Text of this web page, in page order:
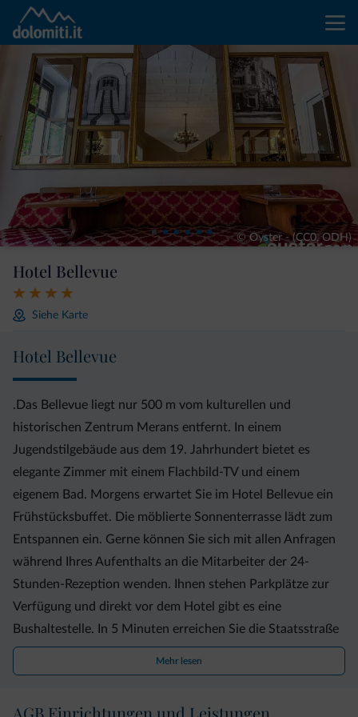
© Oyster - (CC0, ODH)
Hotel Bellevue
Siehe Karte
Hotel Bellevue
.Das Bellevue liegt nur 500 m vom kulturellen und
historischen Zentrum Merans entfernt. In einem
Jugendstilgebäude aus dem 19. Jahrhundert bietet es
elegante Zimmer mit einem Flachbild-TV und einem
eigenem Bad. Morgens erwartet Sie im Hotel Bellevue ein
Frühstücksbuffet. Die möblierte Sonnenterrasse lädt zum
Entspannen ein. Gerne können Sie sich mit allen Anfragen
während Ihres Aufenthalts an die Mitarbeiter der 24-
Stunden-Rezeption wenden. Ihnen stehen Parkplätze zur
Verfügung und direkt vor dem Hotel gibt es eine
Bushaltestelle. In 5 Minuten erreichen Sie die Staatsstraße
SS38 und den Meraner Bahnhof. Bozen liegt etwa 30
Fahrminuten entfernt. Nur 1,5 km trennen Sie von der
Mehr lesen
AGB Einrichtungen und Leistungen